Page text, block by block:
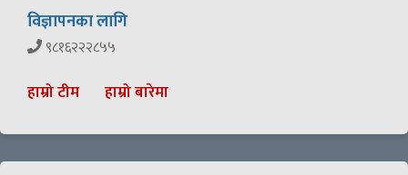
विज्ञापनका लागि
९८१६२२२८५५
हाम्रो टीम हाम्रो बारेमा